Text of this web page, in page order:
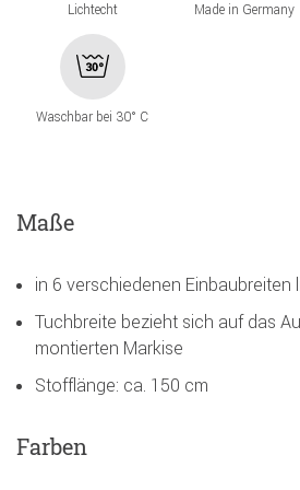
Lichtecht Made in Germany
Waschbar bei 30° C
Maße
in 6 verschiedenen Einbaubreiten
Tuchbreite bezieht sich auf das
montierten Markise
Stofflänge: ca. 150 cm
Farben